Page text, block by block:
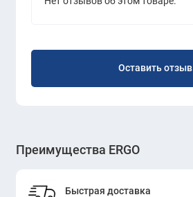
Оставить отзыв
Преимущества ERGO
Быстрая доставка